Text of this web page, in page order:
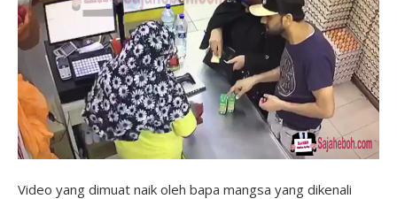
Video yang dimuat naik oleh bapa mangsa yang dikenali